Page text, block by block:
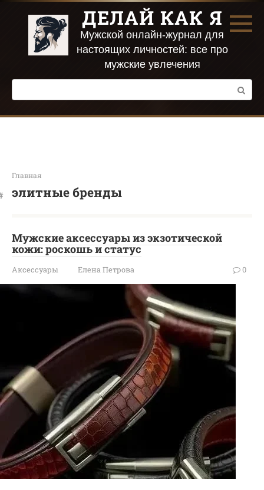
Перейти
контенту
ДЕЛАЙ КАК Я
Мужской онлайн-журнал для
настоящих личностей: все про
мужские увлечения
Поиск:
Главная
элитные бренды
Мужские аксессуары из экзотической
кожи: роскошь и статус
Аксессуары Елена Петрова 0